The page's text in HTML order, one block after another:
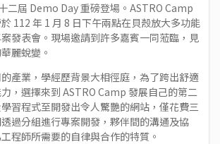
二屆 Demo Day 重磅登場。ASTRO Camp
112 年 1 月 8 日下午兩點在貝殼放大多功能
發表會。現場邀請到許多嘉賓一同蒞臨，見
麗蛻變。
產業，學經歷背景大相徑庭，為了跨出舒適
，選擇來到 ASTRO Camp 發展自己的第二
習程式至開發出令人驚艷的網站，僅花費三
過分組進行專案開發，夥伴間的溝通及協
程師所需要的自律與合作的特質。